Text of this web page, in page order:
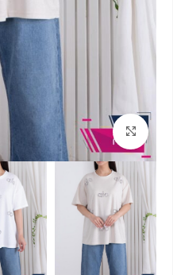
بزرگنمایی تصویر